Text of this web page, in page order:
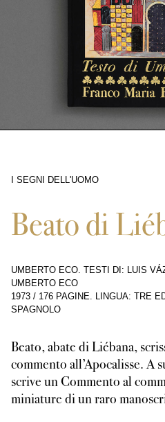
I SEGNI DELL'UOMO
Beato di
UMBERTO ECO. TESTI DI: LUIS
UMBERTO ECO
1973 / 176 PAGINE. LINGUA: TRE
SPAGNOLO
Beato, abate di Liébana,
commento all’Apocalisse. A
scrive un Commento al
miniature di un raro